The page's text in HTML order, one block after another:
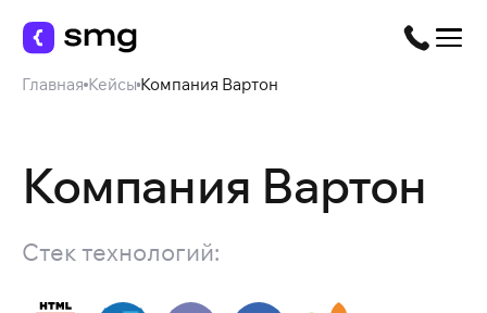
Главная Кейсы Компания Вартон
Компания Вартон
Стек технологий: